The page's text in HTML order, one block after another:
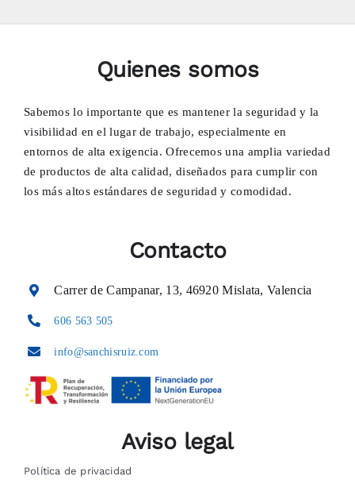
Quienes somos
Sabemos lo importante que es mantener la seguridad y la
visibilidad en el lugar de trabajo, especialmente en
entornos de alta exigencia. Ofrecemos una amplia variedad
de productos de alta calidad, diseñados para cumplir con
los más altos estándares de seguridad y comodidad.
Contacto
Carrer de Campanar, 13, 46920 Mislata, Valencia
606 563 505
info@sanchisruiz.com
Aviso legal
Política de privacidad